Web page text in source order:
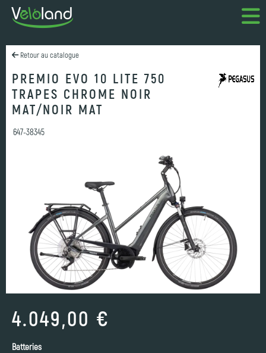
Retour au catalogue
PREMIO EVO 10 LITE 750
TRAPES CHROME NOIR
MAT/NOIR MAT
647-38345
4.049,00 €
Batteries